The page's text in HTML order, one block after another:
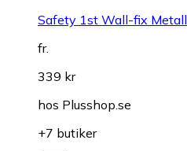
Safety 1st Wall-fix Metall
fr.
339 kr
hos Plusshop.se
+7 butiker